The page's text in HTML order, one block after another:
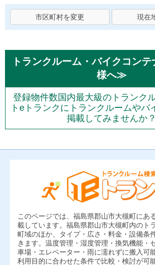
市区町村を変更 現在
トランクルーム・バイクコン
様へ≫
登録物件数国内最大級のトランク
トeトランクにトランクルームやバ
掲載してみませんか？
このページでは、福島県郡山市大槻町にあ
載しています。福島県郡山市大槻町内のト
町域のほか、タイプ・広さ・料金・設備条
きます。温度管理・湿度管理・換気機能・
車場・エレベーター・雨に濡れずに搬入可
利用目的に合わせた条件で比較・検討が可